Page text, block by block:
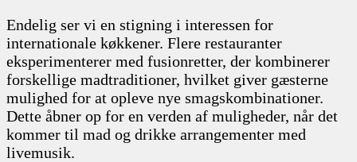
Endelig ser vi en stigning i interessen for
internationale køkkener. Flere restauranter
eksperimenterer med fusionretter, der kombinerer
forskellige madtraditioner, hvilket giver gæsterne
mulighed for at opleve nye smagskombinationer.
Dette åbner op for en verden af muligheder, når det
kommer til mad og drikke arrangementer med
livemusik.